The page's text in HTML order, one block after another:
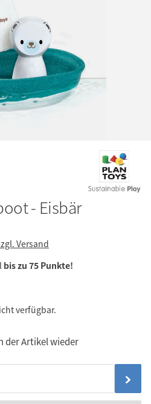
- Eisbär
Versand
bis zu 75 Punkte!
verfügbar.
der Artikel wieder